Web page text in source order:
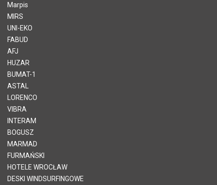
Marpis
MIRS
UNI-EKO
FABUD
AFJ
HUZAR
BUMAT-1
ASTAL
LORENCO
VIBRA
INTERAM
BOGUSZ
MARMAD
FURMAŃSKI
HOTELE WROCŁAW
DESKI WINDSURFINGOWE